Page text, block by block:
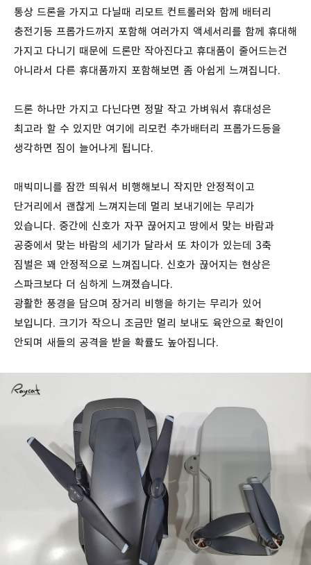
통상 드론을 가지고 다닐때 리모트 컨트롤러와 함께 배터리
충전기등 프롭가드까지 포함해 여러가지 액세서리를 함께 휴대해
가지고 다니기 때문에 드론만 작아진다고 휴대품이 줄어드는건
아니라서 다른 휴대품까지 포함해보면 좀 아쉽게 느껴집니다.
드론 하나만 가지고 다닌다면 정말 작고 가벼워서 휴대성은
최고라 할 수 있지만 여기에 리모컨 추가배터리 프롭가드등을
생각하면 짐이 늘어나게 됩니다.
매빅미니를 잠깐 띄워서 비행해보니 작지만 안정적이고
단거리에서 괜찮게 느껴지는데 멀리 보내기에는 무리가
있습니다. 중간에 신호가 자꾸 끊어지고 땅에서 맞는 바람과
공중에서 맞는 바람의 세기가 달라서 또 차이가 있는데 3축
짐벌은 꽤 안정적으로 느껴집니다. 신호가 끊어지는 현상은
스파크보다 더 심하게 느껴졌습니다.
광활한 풍경을 담으며 장거리 비행을 하기는 무리가 있어
보입니다. 크기가 작으니 조금만 멀리 보내도 육안으로 확인이
안되며 새들의 공격을 받을 확률도 높아집니다.